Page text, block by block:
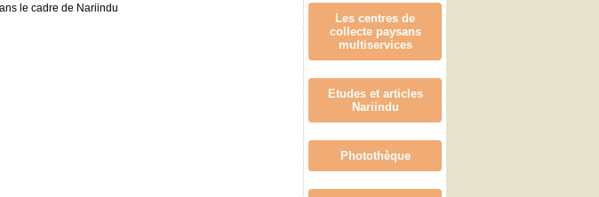
le cadre de Nariindu
Les centres de
collecte paysans
multiservices
Etudes et articles
Nariindu
Photothèque